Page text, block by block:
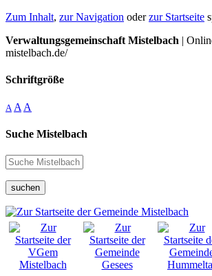
Zum Inhalt, zur Navigation oderzur Startseite
Verwaltungsgemeinschaft Mistelbach |
mistelbach.de/
Schriftgröße
A A A
Suche Mistelbach
suchen